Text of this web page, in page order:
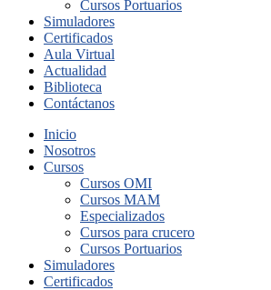
Cursos Portuarios
Simuladores
Certificados
Aula Virtual
Actualidad
Biblioteca
Contáctanos
Inicio
Nosotros
Cursos
Cursos OMI
Cursos MAM
Especializados
Cursos para crucero
Cursos Portuarios
Simuladores
Certificados